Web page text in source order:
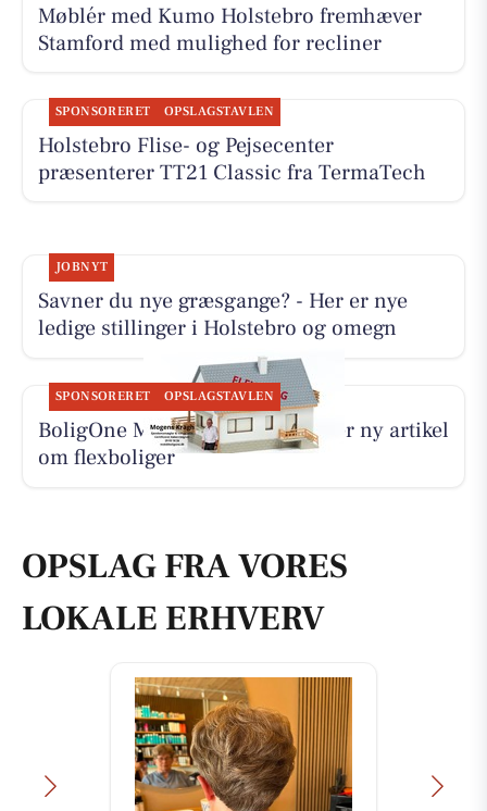
Møblér med Kumo Holstebro fremhæver
Stamford med mulighed for recliner
SPONSORERET OPSLAGSTAVLEN
Holstebro Flise- og Pejsecenter
præsenterer TT21 Classic fra TermaTech
JOBNYT
Savner du nye græsgange? - Her er nye
ledige stillinger i Holstebro og omegn
SPONSORERET OPSLAGSTAVLEN
BoligOne Mogens Kragh I/S deler ny artikel
om flexboliger
OPSLAG FRA VORES
LOKALE ERHVERV